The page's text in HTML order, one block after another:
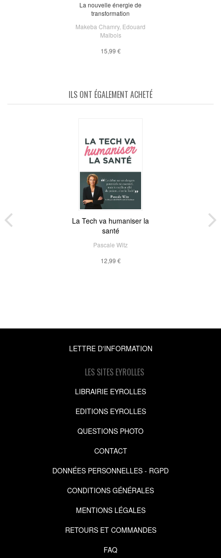
La nouvelle énergie de
transformation
Makeba Chamry, Edouard
Malbois
15,99 €
ILS ONT ÉGALEMENT ACHETÉ
La Tech va humaniser la
santé
Pascale Witz
12,99 €
LETTRE D'INFORMATION
LES SITES EYROLLES
LIBRAIRIE EYROLLES
EDITIONS EYROLLES
QUESTIONS PHOTO
CONTACT
DONNÉES PERSONNELLES - RGPD
CONDITIONS GÉNÉRALES
MENTIONS LÉGALES
RETOURS ET COMMANDES
FAQ